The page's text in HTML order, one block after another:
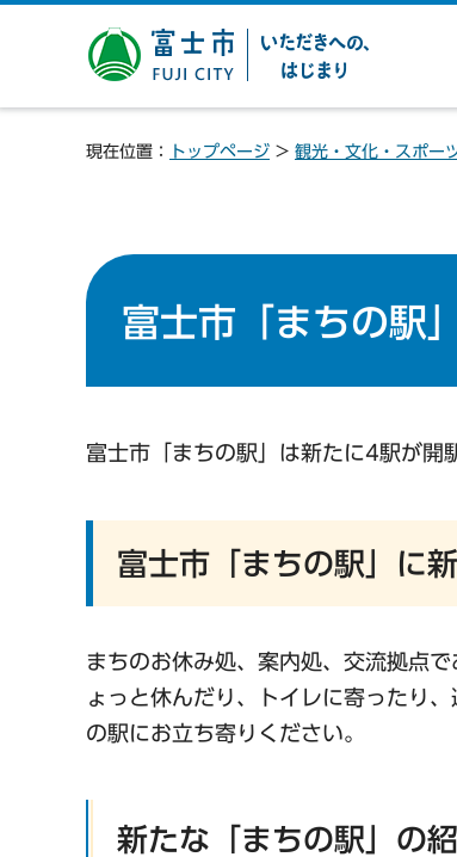
富士市 いただきへの、は
じまり
現在位置： トップページ > 観光・文化・スポー
富士市「まちの駅
富士市「まちの駅」は新たに4駅が開
富士市「まちの駅」に
まちのお休み処、案内処、交流拠点
ょっと休んだり、トイレに寄ったり
の駅にお立ち寄りください。
新たな「まちの駅」の